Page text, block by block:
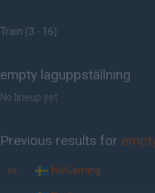
Train (3 - 16)
empty laguppställning
No lineup yet
Previous results for
vs. NwGaming